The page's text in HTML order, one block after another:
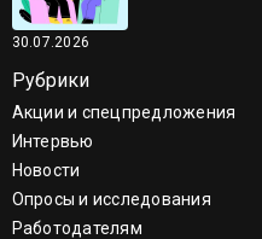
30.07.2026
Рубрики
Акции и спецпредложения
Интервью
Новости
Опросы и исследования
Работодателям